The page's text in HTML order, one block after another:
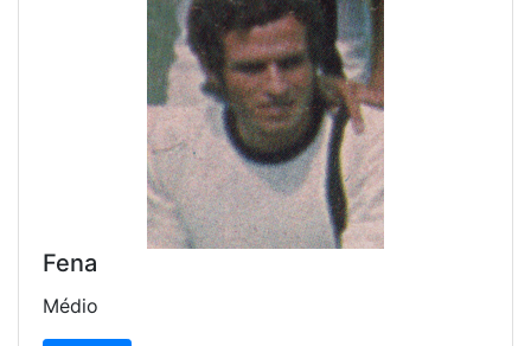
Fena
Médio